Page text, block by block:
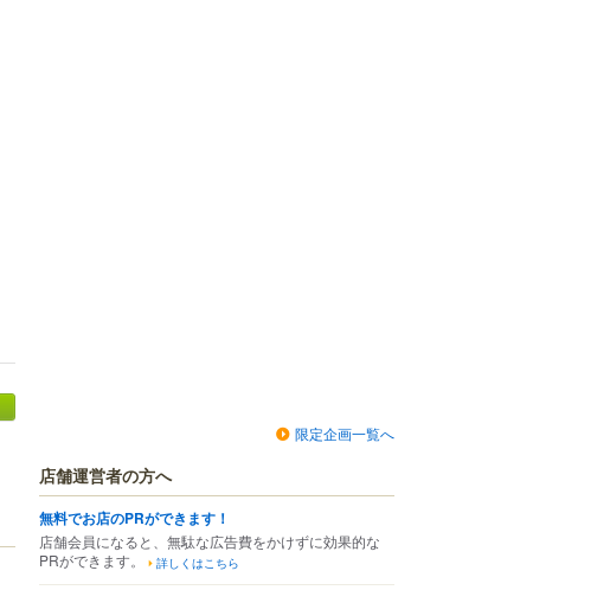
限定企画一覧へ
店舗運営者の方へ
無料でお店のPRができます！
店舗会員になると、無駄な広告費をかけずに効果的な
PRができます。
詳しくはこちら